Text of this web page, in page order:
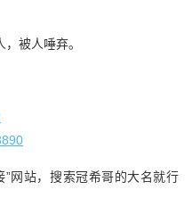
被人唾弃。
网站，搜索冠希哥的大名就行